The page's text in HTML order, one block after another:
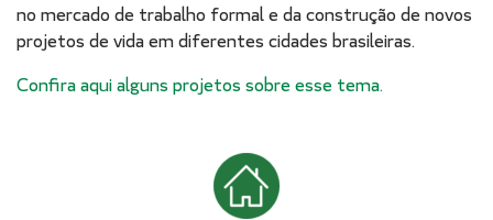
no mercado de trabalho formal e da construção de novos
projetos de vida em diferentes cidades brasileiras.
Confira aqui alguns projetos sobre esse tema.